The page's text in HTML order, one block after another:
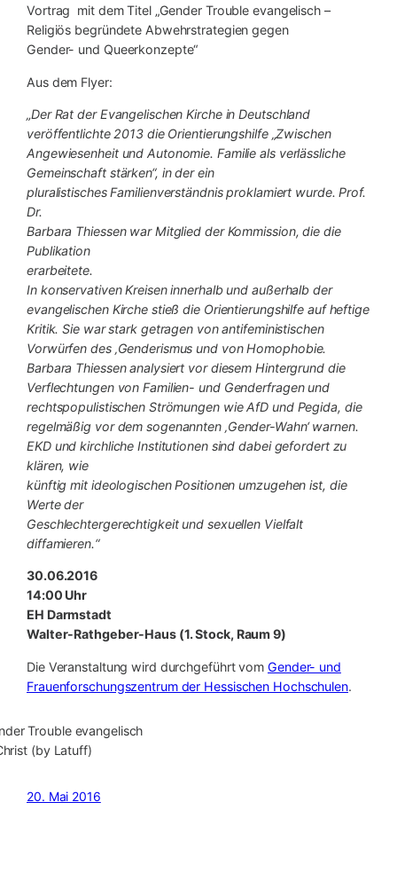
Vortrag mit dem Titel „Gender Trouble evangelisch –
Religiös begründete Abwehrstrategien gegen
Gender- und Queerkonzepte“
Aus dem Flyer:
„Der Rat der Evangelischen Kirche in Deutschland
veröffentlichte 2013 die Orientierungshilfe „Zwischen
Angewiesenheit und Autonomie. Familie als verlässliche
Gemeinschaft stärken“, in der ein
pluralistisches Familienverständnis proklamiert wurde. Prof.
Dr.
Barbara Thiessen war Mitglied der Kommission, die die
Publikation
erarbeitete.
In konservativen Kreisen innerhalb und außerhalb der
evangelischen Kirche stieß die Orientierungshilfe auf heftige
Kritik. Sie war stark getragen von antifeministischen
Vorwürfen des ‚Genderismus und von Homophobie.
Barbara Thiessen analysiert vor diesem Hintergrund die
Verflechtungen von Familien- und Genderfragen und
rechtspopulistischen Strömungen wie AfD und Pegida, die
regelmäßig vor dem sogenannten ‚Gender-Wahn‘ warnen.
EKD und kirchliche Institutionen sind dabei gefordert zu
klären, wie
künftig mit ideologischen Positionen umzugehen ist, die
Werte der
Geschlechtergerechtigkeit und sexuellen Vielfalt
diffamieren.“
30.06.2016
14:00 Uhr
EH Darmstadt
Walter-Rathgeber-Haus (1. Stock, Raum 9)
Die Veranstaltung wird durchgeführt vom Gender- und
Frauenforschungszentrum der Hessischen Hochschulen.
(by Latuff)
20. Mai 2016